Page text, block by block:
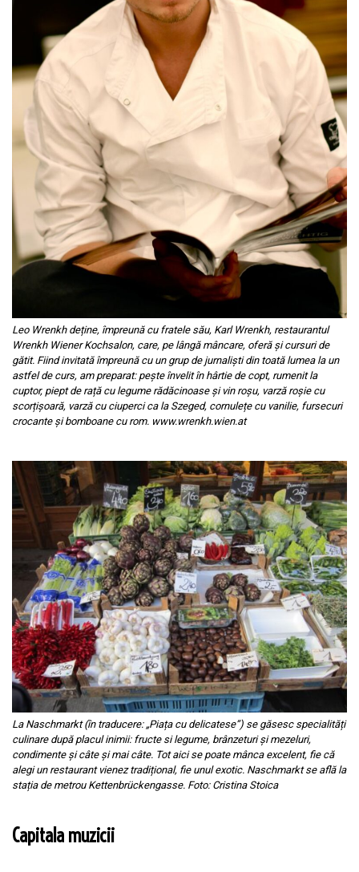
Leo Wrenkh deține, împreună cu fratele său, Karl Wrenkh, restaurantul
Wrenkh Wiener Kochsalon, care, pe lângă mâncare, oferă și cursuri de
gătit. Fiind invitată împreună cu un grup de jurnaliști din toată lumea la un
astfel de curs, am preparat: pește învelit în hârtie de copt, rumenit la
cuptor, piept de rață cu legume rădăcinoase și vin roșu, varză roșie cu
scorțișoară, varză cu ciuperci ca la Szeged, cornulețe cu vanilie, fursecuri
crocante și bomboane cu rom. www.wrenkh.wien.at
La Naschmarkt (în traducere: „Piața cu delicatese”) se găsesc specialități
culinare după placul inimii: fructe si legume, brânzeturi și mezeluri,
condimente și câte și mai câte. Tot aici se poate mânca excelent, fie că
alegi un restaurant vienez tradițional, fie unul exotic. Naschmarkt se află la
stația de metrou Kettenbrückengasse. Foto: Cristina Stoica
Capitala muzicii